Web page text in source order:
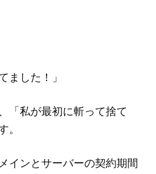
ました！」
「私が最初に斬って捨て
。
インとサーバーの契約期間